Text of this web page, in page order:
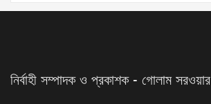
নির্বাহী সম্পাদক ও প্রকাশক - গোলাম সরওয়ার